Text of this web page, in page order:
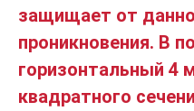
защищает от
проникновения. В
горизонтальный 4
квадратного